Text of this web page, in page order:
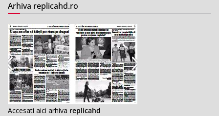
Arhiva replicahd.ro
Accesati aici arhiva replicahd